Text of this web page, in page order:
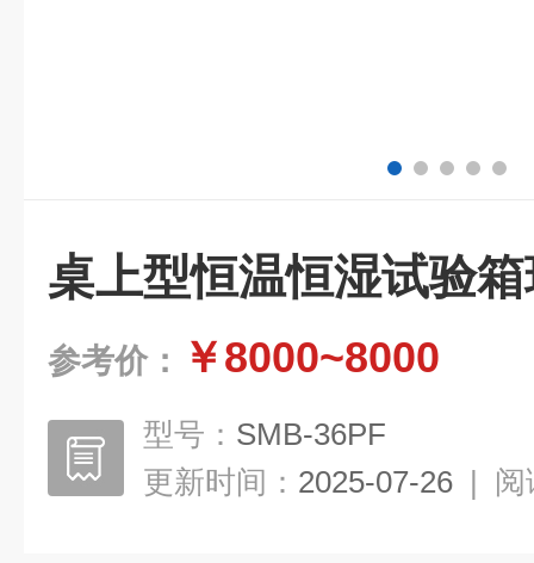
桌上型恒温恒湿试验
参考价： ￥8000~8000
型号： SMB-36PF
更新时间： 2025-07-26 | 阅